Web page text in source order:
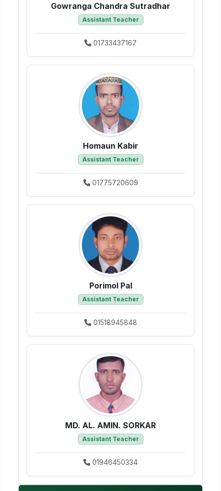
Gowranga Chandra Sutradhar
Assistant Teacher
01733437167
Homaun Kabir
Assistant Teacher
01775720609
Porimol Pal
Assistant Teacher
01518945848
MD. AL. AMIN. SORKAR
Assistant Teacher
01946450334